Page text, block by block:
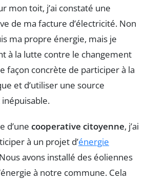
mon toit, j’ai constaté une
de ma facture d’électricité. Non
ma propre énergie, mais je
à la lutte contre le changement
façon concrète de participer à la
et d’utiliser une source
d’une cooperative citoyenne, j’ai
à un projet d’énergie
avons installé des éoliennes
à notre commune. Cela